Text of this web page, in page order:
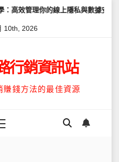
上隱私與數據安全 怎麼讓
10th, 2026
行銷資訊站
賺錢方法的最佳資源